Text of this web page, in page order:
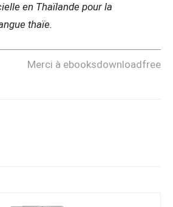
en Thaïlande pour la
thaïe.
Merci à ebooksdownloadfree